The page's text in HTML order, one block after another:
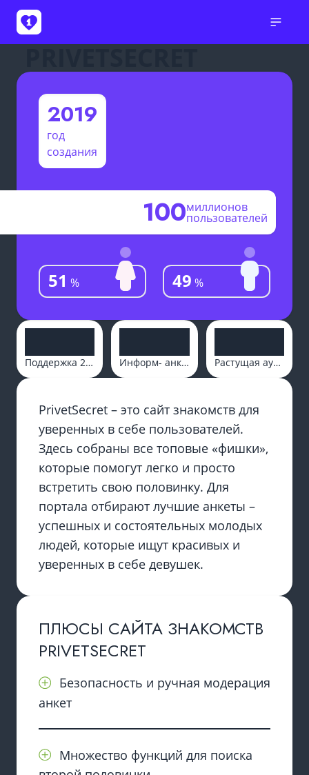
2019
год
создания
100миллионов
пользователей
51 % 49 %
Поддержка 24/7 Информ- анкеты Растущая аудитория
PrivetSecret – это сайт знакомств для
уверенных в себе пользователей.
Здесь собраны все топовые «фишки»,
которые помогут легко и просто
встретить свою половинку. Для
портала отбирают лучшие анкеты –
успешных и состоятельных молодых
людей, которые ищут красивых и
уверенных в себе девушек.
ПЛЮСЫ САЙТА ЗНАКОМСТВ
PRIVETSECRET
Безопасность и ручная модерация
анкет
Множество функций для поиска